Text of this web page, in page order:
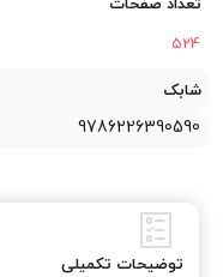
تعداد صفحات
524
شابک
9786226390590
توضیحات تکمیلی